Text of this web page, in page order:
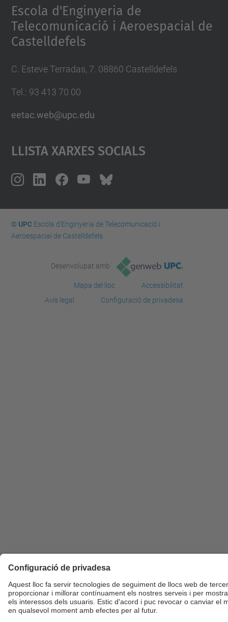
Escola d'Enginyeria de
Telecomunicació i Aeroespacial de
Castelldefels
C. Esteve Terradas, 7. 08860 Castelldefels
Tel.: 93 413 70 00
eetac.web@upc.edu
Llista Xarxes Socials
© UPCEscola d'Enginyeria de Telecomunicació i
Aeroespacial de Castelldefels
Desenvolupat amb
Mapa del lloc
Accessibilitat
Avís legal
Configuració de privadesa